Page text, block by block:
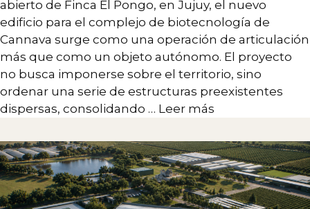
abierto de Finca El Pongo, en Jujuy, el nuevo
edificio para el complejo de biotecnología de
Cannava surge como una operación de articulación
más que como un objeto autónomo. El proyecto
no busca imponerse sobre el territorio, sino
ordenar una serie de estructuras preexistentes
dispersas, consolidando … Leer más